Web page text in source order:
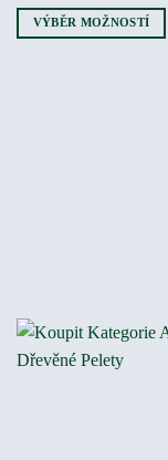
VÝBĚR MOŽNOSTÍ